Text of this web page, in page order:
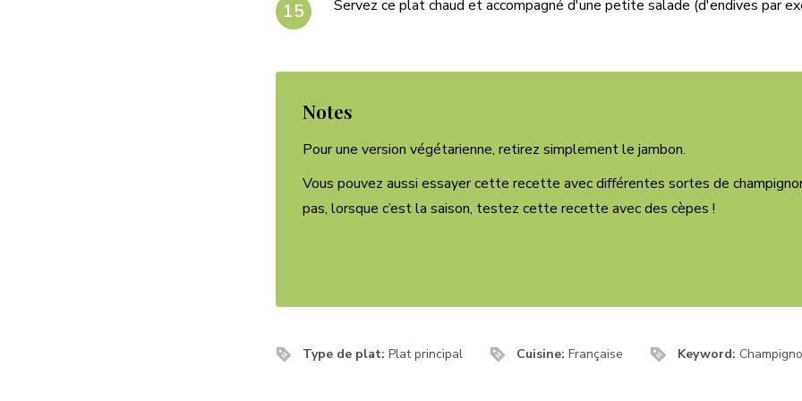
Servez ce plat chaud et accompagné d'une petite salade (d'endives par
Notes
Pour une version végétarienne, retirez simplement le jambon.
Vous pouvez aussi essayer cette recette avec différentes sortes de
pas, lorsque c’est la saison, testez cette recette avec des cèpes !
Type de plat:Plat principal Cuisine:Française Keyword: